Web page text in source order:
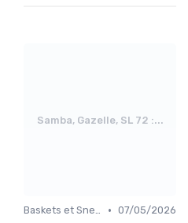
Samba, Gazelle, SL 72 :...
Baskets et Sneakers • 07/05/2026